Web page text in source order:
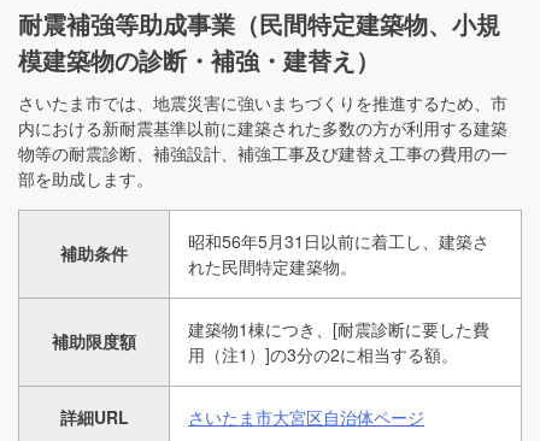
耐震補強等助成事業（民間特定建築物、小規
模建築物の診断・補強・建替え）
さいたま市では、地震災害に強いまちづくりを推進するため、市
内における新耐震基準以前に建築された多数の方が利用する建築
物等の耐震診断、補強設計、補強工事及び建替え工事の費用の一
部を助成します。
補助条件
昭和56年5月31日以前に着工し、建築さ
れた民間特定建築物。
補助限度額
建築物1棟につき、[耐震診断に要した費
用（注1）]の3分の2に相当する額。
詳細URL さいたま市大宮区自治体ページ